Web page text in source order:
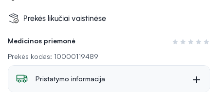
Medicinos priemonė
Įvertinimas 0
Prekės kodas: 10000119489
Prekės likučiai vaistinėse
Pristatymo informacija